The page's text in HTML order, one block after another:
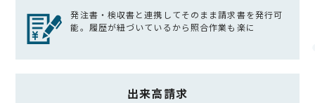
発注書・検収書と連携してそのまま請求書を発行可
能。履歴が紐づいているから照合作業も楽に
出来高請求